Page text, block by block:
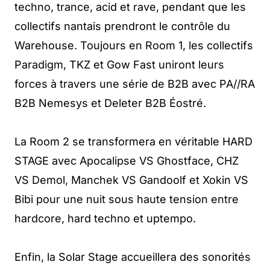
techno, trance, acid et rave, pendant que les
collectifs nantais prendront le contrôle du
Warehouse. Toujours en Room 1, les collectifs
Paradigm, TKZ et Gow Fast uniront leurs
forces à travers une série de B2B avec PA//RA
B2B Nemesys et Deleter B2B Éostré.
La Room 2 se transformera en véritable HARD
STAGE avec Apocalipse VS Ghostface, CHZ
VS Demol, Manchek VS Gandoolf et Xokin VS
Bibi pour une nuit sous haute tension entre
hardcore, hard techno et uptempo.
Enfin, la Solar Stage accueillera des sonorités